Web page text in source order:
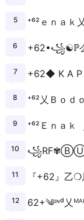
⁺⁶²ｅｎａ
+62•꧁☯ℙ
+62◆ K A P
⁺⁶²乂Ｂｏｄ
⁺⁶²Ｅｎａｋ
『+62』乙
62+༄ᶦᶰᵈ乂